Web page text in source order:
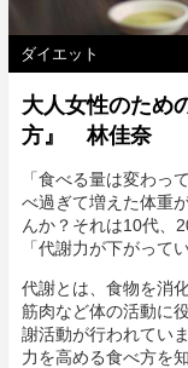
ダイエット
大人女性のため
方』 林佳奈
「食べる量は変わっ
べ過ぎて増えた体重
んか？それは10代、
「代謝力が下がって
代謝とは、食物を消
筋肉など体の活動に
謝活動が行われてい
力を高める食べ方を